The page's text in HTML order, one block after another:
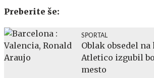
Preberite še:
SPORTAL
Oblak obsedel
Atletico izgubil
mesto